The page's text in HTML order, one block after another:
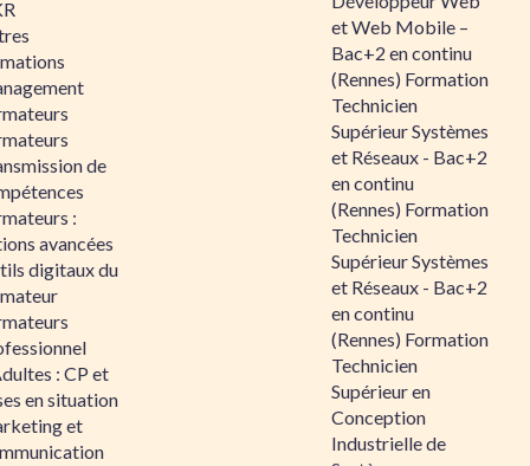
de
:
avancées
digitaux du
: CP et
en situation
et
et Web Mobile –
Bac+2 en continu
(Rennes) Formation
Technicien
Supérieur Systèmes
et Réseaux - Bac+2
en continu
(Rennes) Formation
Technicien
Supérieur Systèmes
et Réseaux - Bac+2
en continu
(Rennes) Formation
Technicien
Supérieur en
Conception
Industrielle de